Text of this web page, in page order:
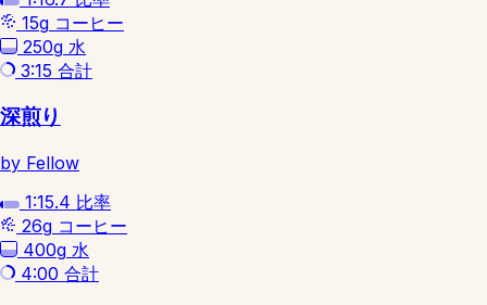
15g コーヒー
250g 水
3:15 合計
深煎り
by Fellow
1:15.4 比率
26g コーヒー
400g 水
4:00 合計